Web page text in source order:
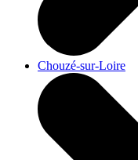
Chouzé-sur-Loire